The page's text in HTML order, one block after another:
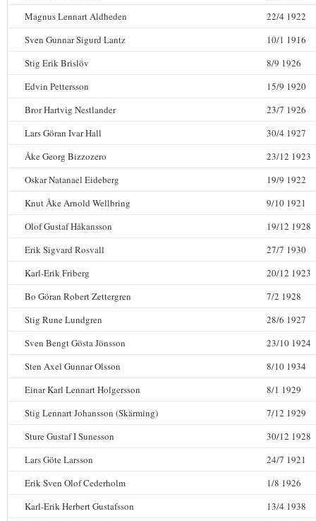
Magnus Lennart Aldheden
22/4 1922
Sven Gunnar Sigurd Lantz
10/1 1916
Stig Erik Brislöv
8/9 1926
Edvin Pettersson
15/9 1920
Bror Hartvig Nestlander
23/7 1926
Lars Göran Ivar Hall
30/4 1927
Åke Georg Bizzozero
23/12 1923
Oskar Natanael Eideberg
19/9 1922
Knut Åke Arnold Wellbring
9/10 1921
Olof Gustaf Håkansson
19/12 1928
Erik Sigvard Rosvall
27/7 1930
Karl-Erik Friberg
20/12 1923
Bo Göran Robert Zettergren
7/2 1928
Stig Rune Lundgren
28/6 1927
Sven Bengt Gösta Jönsson
23/10 1924
Sten Axel Gunnar Olsson
8/10 1934
Einar Karl Lennart Holgersson
8/1 1929
Stig Lennart Johansson (Skärming)
7/12 1929
Sture Gustaf I Sunesson
30/12 1928
Lars Göte Larsson
24/7 1921
Erik Sven Olof Cederholm
1/8 1926
Karl-Erik Herbert Gustafsson
13/4 1938